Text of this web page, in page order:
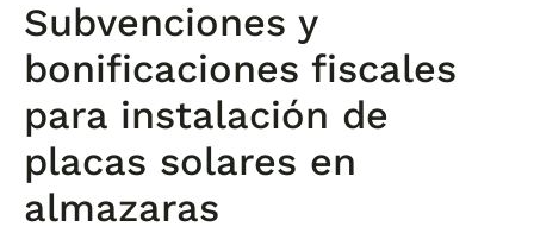
Subvenciones y
bonificaciones fiscales
para instalación de
placas solares en
almazaras